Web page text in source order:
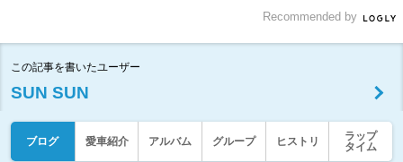
Recommended by
この記事を書いたユーザー
SUN SUN
ブログ 愛車紹介 アルバム グループ ヒストリ
ラップ
タイム